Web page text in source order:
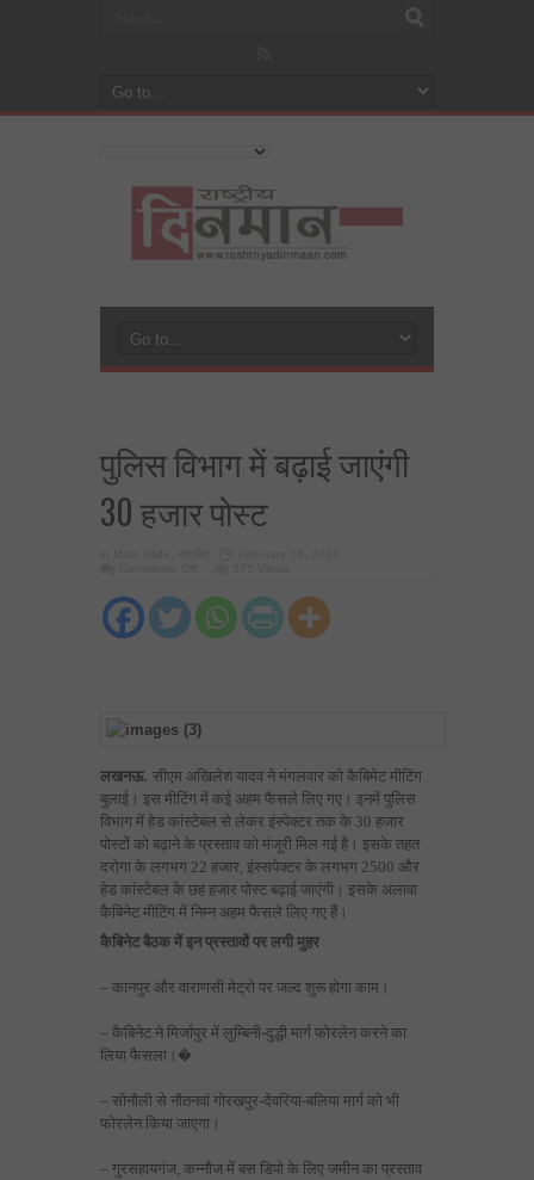
पुलिस विभाग में बढ़ाई जाएंगी
30 हजार पोस्ट
विभाग
में
बढ़ाई
जाएंगी
लखनऊ. सीएम अखिलेश यादव ने मंगलवार को कैबिमेट मीटिंग
बुलाई। इस मीटिंग में कई अहम फैसले लिए गए। इनमें पुलिस
विभाग में हेड कांस्टेबल से लेकर इंस्पेक्टर तक के 30 हजार
पोस्टों को बढ़ाने के प्रस्ताव को मंजूरी मिल गई है। इसके तहत
दरोगा के लगभग 22 हजार, इंस्सपेक्टर के लगभग 2500 और
हेड कांस्टेबल के छह हजार पोस्ट बढ़ाई जाएंगी। इसके अलावा
कैबिनेट मीटिंग में निम्न अहम फैसले लिए गए हैं।
कैबिनेट बैठक में इन प्रस्तावों पर लगी मुहर
– कानपुर और वाराणसी मेट्रो पर जल्द शुरू होगा काम।
– कैबिनेट ने मिर्जापुर में लुम्बिनी-दुद्धी मार्ग फोरलेन करने का
लिया फैसला।�
– सोनौली से नौतनवां गोरखपुर-देवरिया-बलिया मार्ग को भी
फोरलेन किया जाएगा।
– गुरसहायगंज, कन्नौज में बस डिपो के लिए जमीन का प्रस्ताव